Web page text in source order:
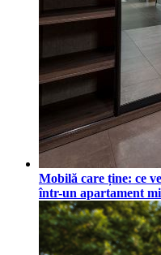
Mobilă care ține: ce
într-un apartament